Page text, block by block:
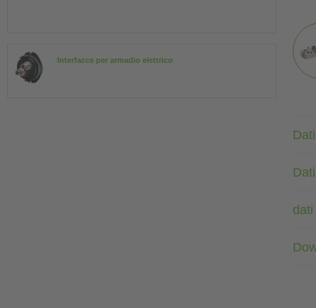
Interfacce per armadio elettrico